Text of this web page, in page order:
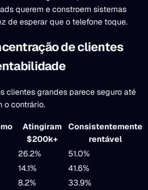
querem e constroem sistemas
de esperar que o telefone toque.
de clientes
clientes grandes parece seguro até
o contrário.
Atingiram
$200k+
Consistentemente
rentável
26.2%
51.0%
14.1%
41.6%
8.2%
33.9%